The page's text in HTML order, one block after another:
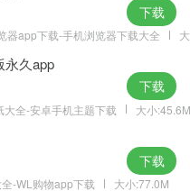
器app下载-手机浏览器下载大全
下载
永久app
全-安卓手机主题下载 大小:45.6M
下载
-WL购物app下载 大小:77.0M
下载